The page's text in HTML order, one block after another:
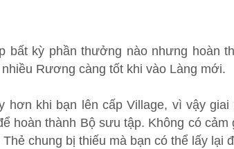
bất kỳ phần thưởng nào nhưng hoàn
Rương càng tốt khi vào Làng mới.
hơn khi bạn lên cấp Village, vì vậy
hoàn thành Bộ sưu tập. Không có
chung bị thiếu mà bạn có thể lấy lại